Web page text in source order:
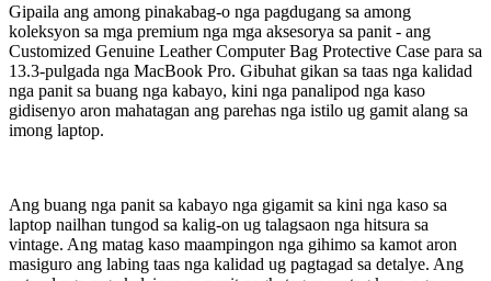
Gipaila ang among pinakabag-o nga pagdugang sa among
koleksyon sa mga premium nga mga aksesorya sa panit - ang
Customized Genuine Leather Computer Bag Protective Case para sa
13.3-pulgada nga MacBook Pro. Gibuhat gikan sa taas nga kalidad
nga panit sa buang nga kabayo, kini nga panalipod nga kaso
gidisenyo aron mahatagan ang parehas nga istilo ug gamit alang sa
imong laptop.
Ang buang nga panit sa kabayo nga gigamit sa kini nga kaso sa
laptop nailhan tungod sa kalig-on ug talagsaon nga hitsura sa
vintage. Ang matag kaso maampingon nga gihimo sa kamot aron
masiguro ang labing taas nga kalidad ug pagtagad sa detalye. Ang